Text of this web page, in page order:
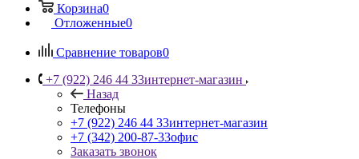
Корзина0
Отложенные0
Сравнение товаров0
+7 (922) 246 44 33интернет-магазин
Назад
Телефоны
+7 (922) 246 44 33интернет-магазин
+7 (342) 200-87-33офис
Заказать звонок